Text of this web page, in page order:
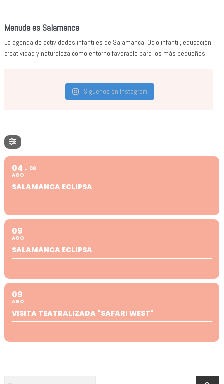
Menuda es Salamanca
La agenda de actividades infantiles de Salamanca. Ocio infantil, educación,
creatividad y naturaleza como entorno favorable para los más pequeños.
Síguenos en Instagram
04
AGO
08
SALAMANCA ECLIPSA
09
AGO
SALAMANCA ECLIPSA
09
AGO
VISITA TEATRALIZADA "SAFARI WEST"